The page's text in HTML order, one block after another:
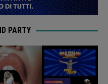
PARTY